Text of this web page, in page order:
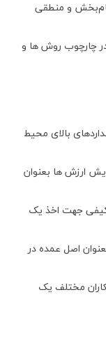
و منطقی
در چارچوب روش ها و
بالای محیط
ارزش ها بعنوان
کیفی جهت اخذ یک
اصل عمده در
مختلف یک